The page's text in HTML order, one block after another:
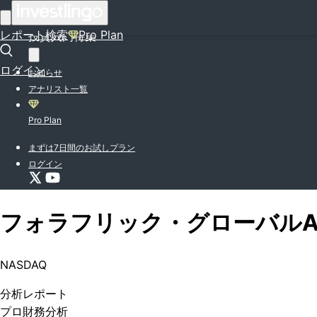
レポート検索 Pro Plan
ログイン
投資入門特集
お知らせ
アナリスト一覧
Pro Plan
まずは7日間のお試しプラン
ログイン
フォラフリック・グローバル
NASDAQ
分析レポート
プロ 財務分析